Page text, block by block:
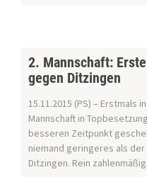
2. Mannschaft:
gegen Ditzingen
15.11.2015 (PS) – Erstmals
Mannschaft in
besseren Zeitpunkt
niemand geringeres als
Ditzingen. Rein